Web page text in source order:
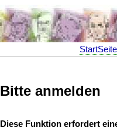
StartSeite
Bitte anmelden
Diese Funktion erfordert